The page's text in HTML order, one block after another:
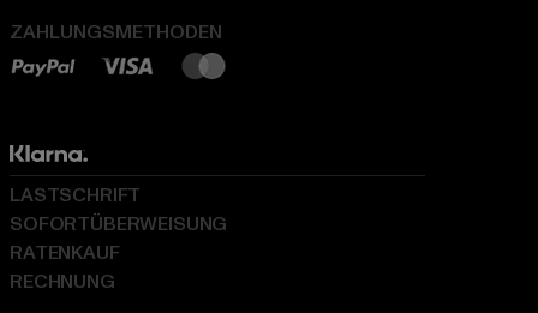
ZAHLUNGSMETHODEN
LASTSCHRIFT
SOFORTÜBERWEISUNG
RATENKAUF
RECHNUNG